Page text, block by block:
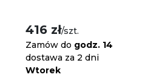
416 zł/szt.
Zamów do godz. 14
dostawa za 2 dni
Wtorek